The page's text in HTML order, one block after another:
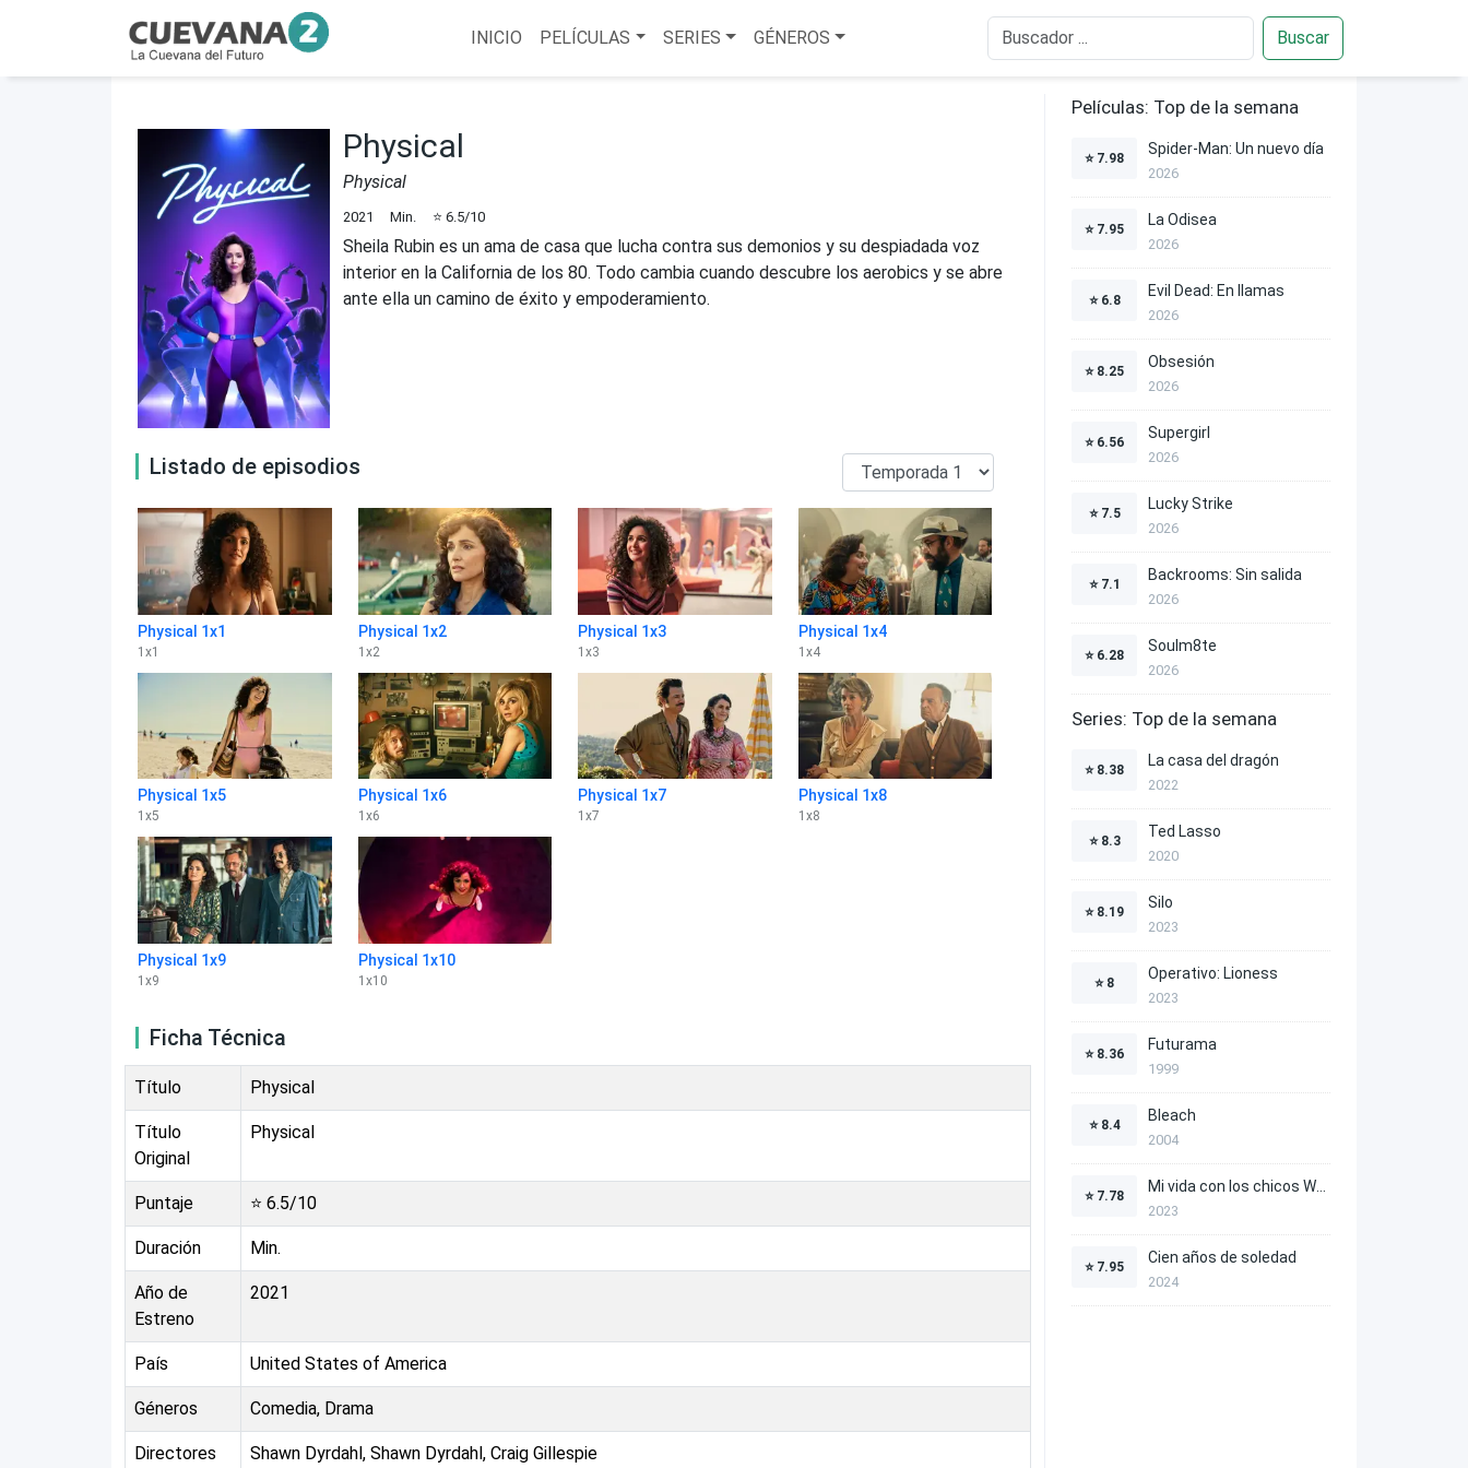
INICIO PELÍCULAS SERIES GÉNEROS Buscar
Physical
Physical
2021 Min. ⭐ 6.5/10
Sheila Rubin es un ama de casa que lucha contra sus demonios y su despiadada voz
interior en la California de los 80. Todo cambia cuando descubre los aerobics y se abre
ante ella un camino de éxito y empoderamiento.
Listado de episodios
Physical 1x1
1 x1
Physical 1x2
1 x2
Physical 1x3
1 x3
Physical 1x4
1 x4
Physical 1x5
1 x5
Physical 1x6
1 x6
Physical 1x7
1 x7
Physical 1x8
1 x8
Physical 1x9
1 x9
Physical 1x10
1 x10
Ficha Técnica
Título Physical
Título
Original
Physical
Puntaje ⭐ 6.5/10
Duración Min.
Año de
Estreno
2021
País United States of America
Géneros Comedia, Drama
Directores Shawn Dyrdahl, Shawn Dyrdahl, Craig Gillespie
Películas: Top de la semana
⭐ 7.98
Spider-Man: Un nuevo día
2026
⭐ 7.95
La Odisea
2026
⭐ 6.8
Evil Dead: En llamas
2026
⭐ 8.25
Obsesión
2026
⭐ 6.56
Supergirl
2026
⭐ 7.5
Lucky Strike
2026
⭐ 7.1
Backrooms: Sin salida
2026
⭐ 6.28
Soulm8te
2026
Series: Top de la semana
⭐ 8.38
La casa del dragón
2022
⭐ 8.3
Ted Lasso
2020
⭐ 8.19
Silo
2023
⭐ 8
Operativo: Lioness
2023
⭐ 8.36
Futurama
1999
⭐ 8.4
Bleach
2004
⭐ 7.78
2023
⭐ 7.95
Cien años de soledad
2024